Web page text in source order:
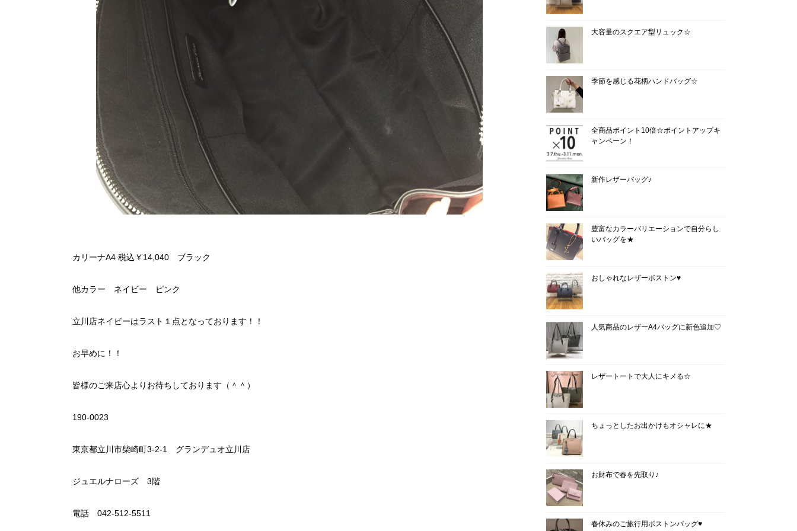
カリーナA4 税込￥14,040 ブラック
他カラー ネイビー ピンク
立川店ネイビーはラスト１点となっております！！
お早めに！！
皆様のご来店心よりお待ちしております（＾＾）
190-0023
東京都立川市柴崎町3-2-1 グランデュオ立川店
ジュエルナローズ 3階
電話 042-512-5511
大容量のスクエア型リュック☆
季節を感じる花柄ハンドバッグ☆
全商品ポイント10倍☆ポイントアップキ
ャンペーン！
新作レザーバッグ♪
豊富なカラーバリエーションで自分らし
いバッグを★
おしゃれなレザーボストン♥
人気商品のレザーA4バッグに新色追加♡
レザートートで大人にキメる☆
ちょっとしたお出かけもオシャレに★
お財布で春を先取り♪
春休みのご旅行用ボストンバッグ♥